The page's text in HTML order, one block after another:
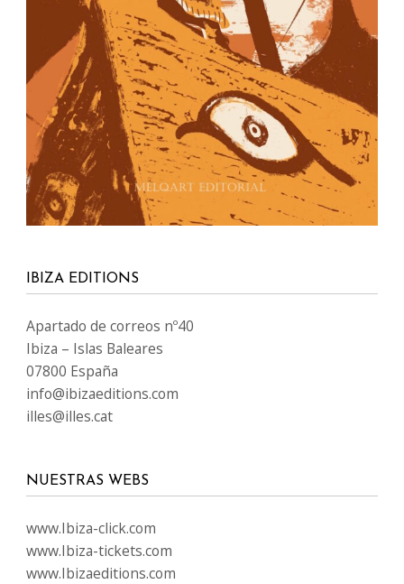
IBIZA EDITIONS
Apartado de correos nº40
Ibiza – Islas Baleares
07800 España
info@ibizaeditions.com
illes@illes.cat
NUESTRAS WEBS
www.Ibiza-click.com
www.Ibiza-tickets.com
www.Ibizaeditions.com